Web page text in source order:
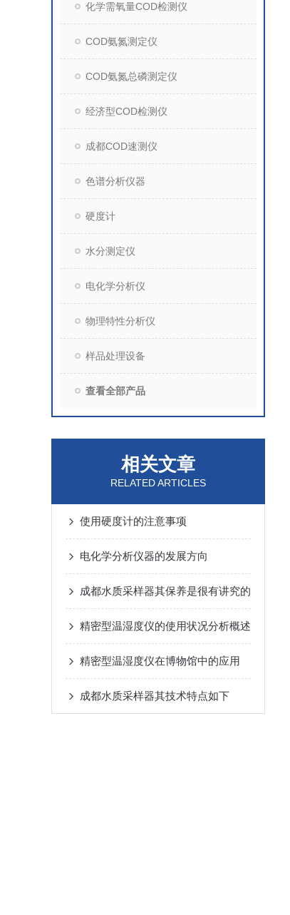
化学需氧量COD检测仪
COD氨氮测定仪
COD氨氮总磷测定仪
经济型COD检测仪
成都COD速测仪
色谱分析仪器
硬度计
水分测定仪
电化学分析仪
物理特性分析仪
样品处理设备
查看全部产品
相关文章
RELATED ARTICLES
使用硬度计的注意事项
电化学分析仪器的发展方向
成都水质采样器其保养是很有讲究的
精密型温湿度仪的使用状况分析概述
精密型温湿度仪在博物馆中的应用
成都水质采样器其技术特点如下